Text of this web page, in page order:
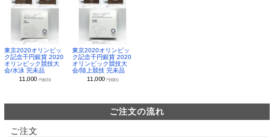
東京2020オリンピッ
ク記念千円銀貨 2020
オリンピック競技大
会/水泳 完未品
11,000円(税別)
東京2020オリンピッ
ク記念千円銀貨 2020
オリンピック競技大
会/陸上競技 完未品
11,000 円(税別)
ご注文の流れ
ご注文